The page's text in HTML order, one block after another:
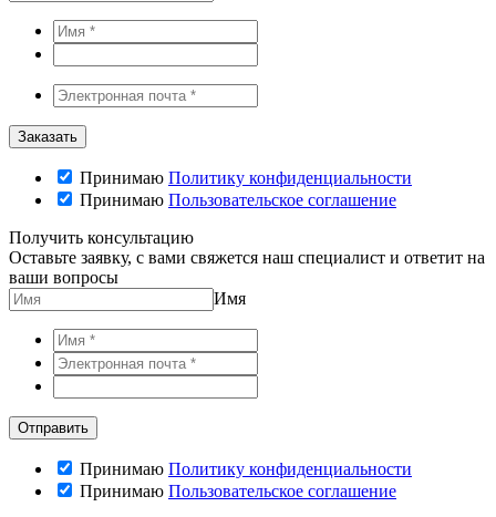
Принимаю Политику конфиденциальности
Принимаю Пользовательское соглашение
Получить консультацию
Оставьте заявку, с вами свяжется наш специалист и ответит на
ваши вопросы
Имя
Принимаю Политику конфиденциальности
Принимаю Пользовательское соглашение